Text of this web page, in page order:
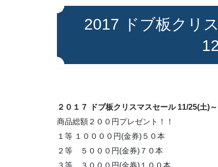
2017 ドブ板クリ
２０１７ ドブ板クリスマスセール 11/25(土)
商品総額２００円プレゼント！！
１等 １００００円(金券)５０本
２等 ５０００円(金券)７０本